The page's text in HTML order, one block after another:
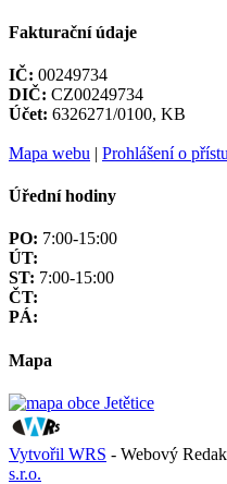
Fakturační údaje
IČ: 00249734
DIČ: CZ00249734
Účet: 6326271/0100, KB
Mapa webu | Prohlášení o
Úřední hodiny
PO: 7:00-15:00
ÚT:
ST: 7:00-15:00
ČT:
PÁ:
Mapa
Vytvořil WRS - Webový
s.r.o.